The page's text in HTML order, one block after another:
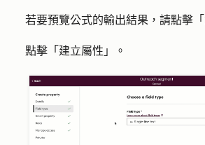
若要預覽公式的輸出結果，請點擊「
點擊「 建立屬性 」。